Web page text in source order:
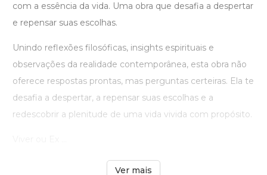
com a essência da vida. Uma obra que desafia a despertar
e repensar suas escolhas.
Unindo reflexões filosóficas, insights espirituais e
observações da realidade contemporânea, esta obra não
oferece respostas prontas, mas perguntas certeiras. Ela te
desafia a despertar, a repensar suas escolhas e a
redescobrir a plenitude de uma vida vivida com propósito.
Ver mais